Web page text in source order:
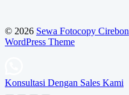
© 2026 Sewa Fotocopy Cirebon
WordPress Theme
Konsultasi Dengan Sales Kami